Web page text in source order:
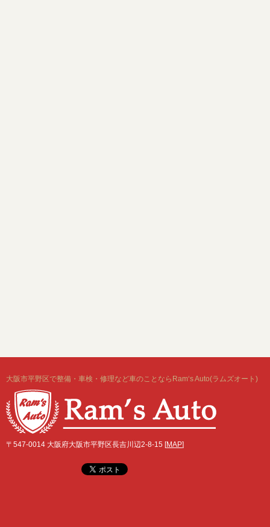
大阪市平野区で整備・車検・修理など車のことならRam‘s Auto(ラムズオート)
〒547-0014 大阪府大阪市平野区長吉川辺2-8-15 [MAP]